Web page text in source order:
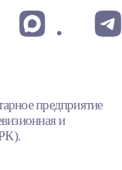
предприятие
и